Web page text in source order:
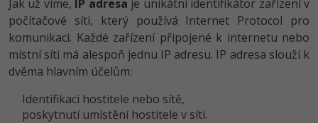
Databázový analytik
Copywriter
WordPress specialista
SEO specialista
Návrh SW
Algoritmy -41%
Umělá inteligence (AI)
Pro děti
Google Dokumenty
Time management
Windows
Linux
Jak už víme, IP adresa je unikátní identifikátor zařízení v
počítačové síti, který používá Internet Protocol pro
komunikaci. Každé zařízení připojené k internetu nebo
místní síti má alespoň jednu IP adresu. IP adresa slouží k
dvěma hlavním účelům:
Identifikaci hostitele nebo sítě,
poskytnutí umístění hostitele v síti.